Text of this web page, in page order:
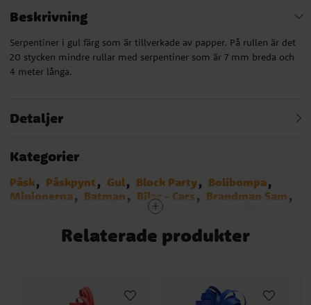
Beskrivning
Serpentiner i gul färg som är tillverkade av papper. På rullen är det
20 stycken mindre rullar med serpentiner som är 7 mm breda och
4 meter långa.
Detaljer
Kategorier
Påsk Påskpynt Gul Block Party
Bolibompa
Minionerna
Batman Bilar - Cars
Brandman Sam
LEGO City
Regnbågskalas
Blues Clues
Bing Serpentiner
Relaterade produkter